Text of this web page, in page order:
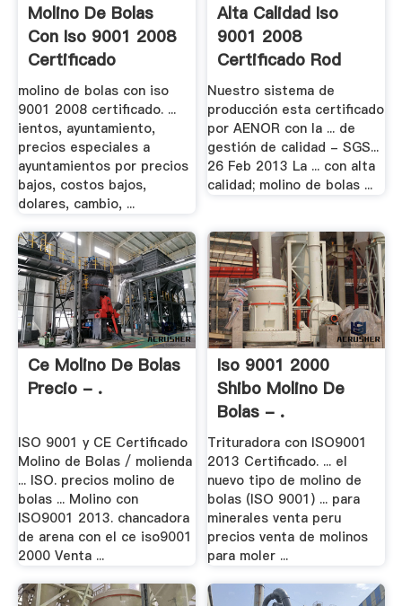
Molino De Bolas
Con Iso 9001 2008
Certificado
molino de bolas con iso
9001 2008 certificado. ...
ientos, ayuntamiento,
precios especiales a
ayuntamientos por precios
bajos, costos bajos,
dolares, cambio, ...
Alta Calidad Iso
9001 2008
Certificado Rod
Molino
Nuestro sistema de
producción esta certificado
por AENOR con la ... de
gestión de calidad - SGS...
26 Feb 2013 La ... con alta
calidad; molino de bolas ...
Ce Molino De Bolas
Precio - .
ISO 9001 y CE Certificado
Molino de Bolas / molienda
... ISO. precios molino de
bolas ... Molino con
ISO9001 2013. chancadora
de arena con el ce iso9001
2000 Venta ...
Iso 9001 2000
Shibo Molino De
Bolas - .
Trituradora con ISO9001
2013 Certificado. ... el
nuevo tipo de molino de
bolas (ISO 9001) ... para
minerales venta peru
precios venta de molinos
para moler ...